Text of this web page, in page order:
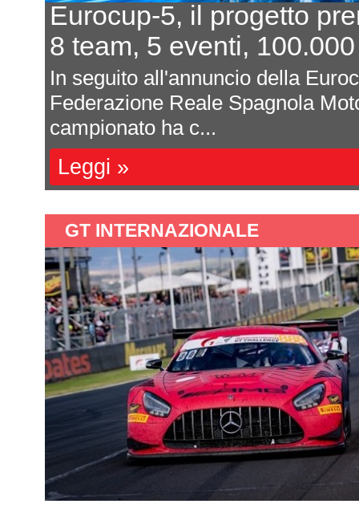
In 7 per un posto al sole
L'equilibrio che persiste
Davide Attanasio - FotocarÈ
magnum di corse, di
sono affastella...
Leggi »
GT INTERNAZIONALE